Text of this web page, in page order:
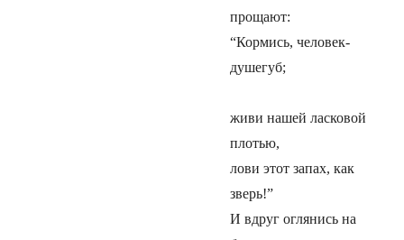
прощают:
“Кормись, человек-
душегуб;
живи нашей ласковой
плотью,
лови этот запах, как
зверь!”
И вдруг оглянись на